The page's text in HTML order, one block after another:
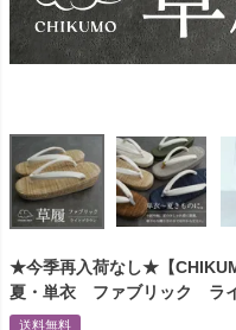
★今季再入荷なし★【
夏・単衣 ファブリック ラ
送料無料